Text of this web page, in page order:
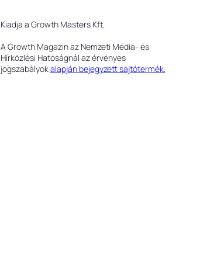
Kiadja a Growth Masters Kft.
A Growth Magazin az Nemzeti Média- és
Hírközlési Hatóságnál az érvényes
jogszabályokalapján bejegyzett sajtótermék.